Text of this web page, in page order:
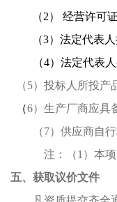
（2） 经营许可证
（3）法定代表
（4）法定代表
（5）投标人所投产
（6）生产厂商应具
（7）供应商自
注：（1 ）本
五、获取议价文件